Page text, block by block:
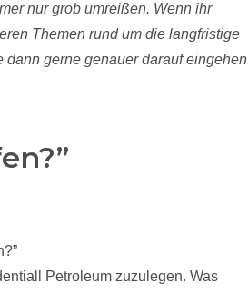
nur grob umreißen. Wenn ihr
Themen rund um die langfristige
dann gerne genauer darauf eingehen
Petroleum zuzulegen. Was